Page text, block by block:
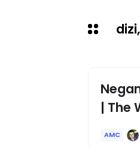
| The
AMC